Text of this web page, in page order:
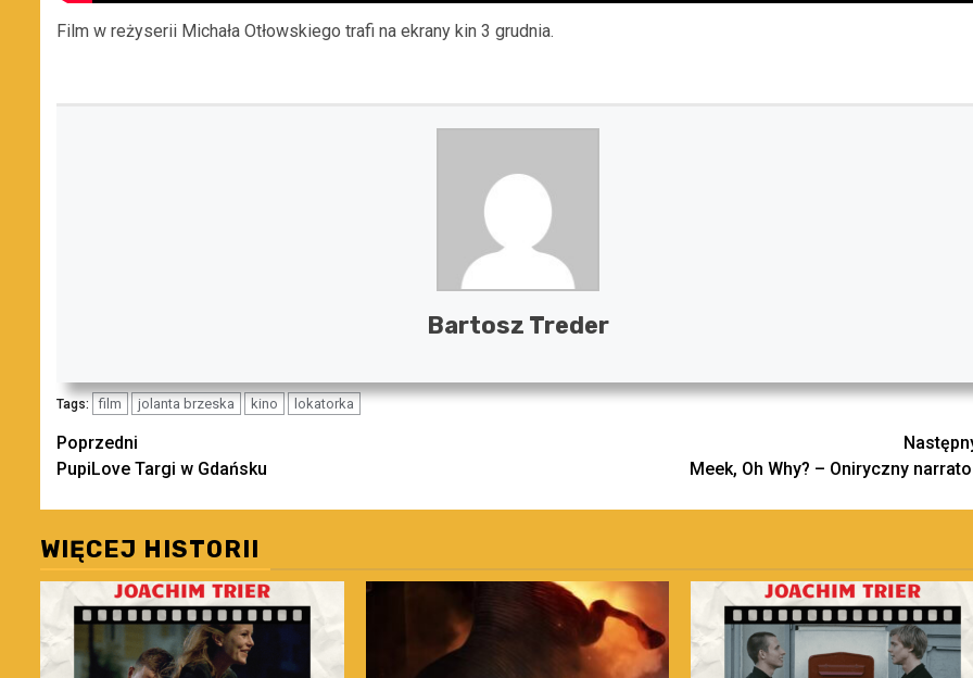
Film w reżyserii Michała Otłowskiego trafi na ekrany kin 3 grudnia.
Bartosz Treder
Tags: film jolanta brzeska kino lokatorka
Zobacz
wpisy
Poprzedni
PupiLove Targi w Gdańsku
Meek, Oh Why? – Oniryczny
WIĘCEJ HISTORII